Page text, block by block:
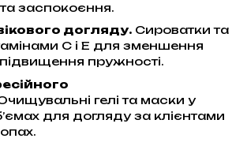
заспокоєння.
догляду. Сироватки та
С і Е для зменшення
пружності.
гелі та маски у
для догляду за клієнтами